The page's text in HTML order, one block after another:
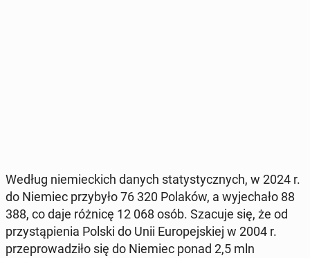
Według nie­miec­kich danych sta­ty­stycz­nych, w 2024 r.
do Niemiec przy­by­ło 76 320 Polaków, a wy­je­cha­ło 88
388, co daje różnicę 12 068 osób. Szacuje się, że od
przy­stą­pie­nia Polski do Unii Eu­ro­pej­skiej w 2004 r.
prze­pro­wa­dzi­ło się do Niemiec ponad 2,5 mln